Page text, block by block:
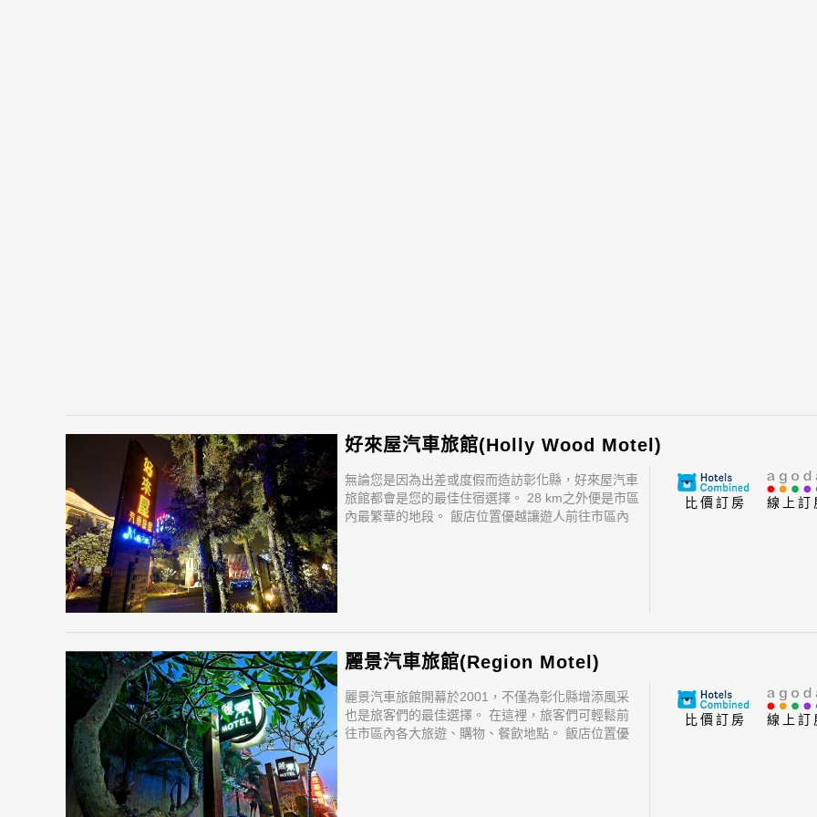
好來屋汽車旅館(Holly Wood Motel)
無論您是因為出差或度假而造訪彰化縣，好來屋汽車
旅館都會是您的最佳住宿選擇。 28 km之外便是市區
內最繁華的地段。 飯店位置優越讓遊人前往市區內
線上訂
比價訂房
麗景汽車旅館(Region Motel)
麗景汽車旅館開幕於2001，不僅為彰化縣增添風采
也是旅客們的最佳選擇。 在這裡，旅客們可輕鬆前
往市區內各大旅遊、購物、餐飲地點。 飯店位置優
線上訂
比價訂房